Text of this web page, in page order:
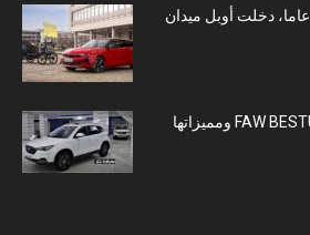
21 جانفي 1899: قبل 125 عاما، دخلت أوبل ميدان
مواصفات سيارة FAW BESTURN X40 ومميزاتها